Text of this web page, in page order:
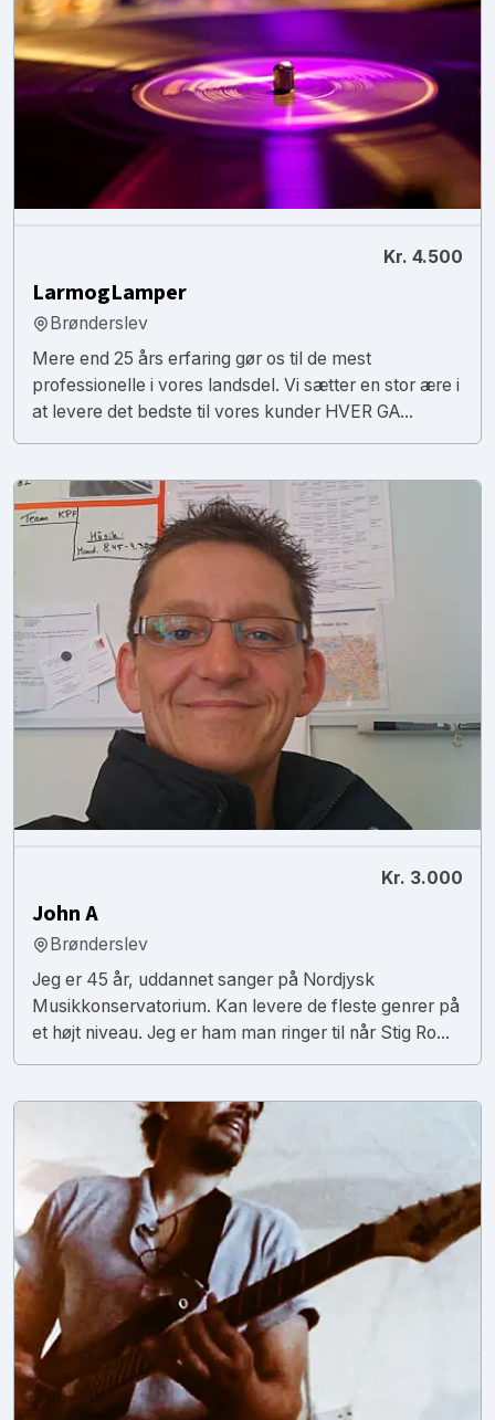
Kr. 4.500
LarmogLamper
Brønderslev
Mere end 25 års erfaring gør os til de mest
professionelle i vores landsdel. Vi sætter en stor ære i
at levere det bedste til vores kunder HVER GA...
Kr. 3.000
John A
Brønderslev
Jeg er 45 år, uddannet sanger på Nordjysk
Musikkonservatorium. Kan levere de fleste genrer på
et højt niveau. Jeg er ham man ringer til når Stig Ro...